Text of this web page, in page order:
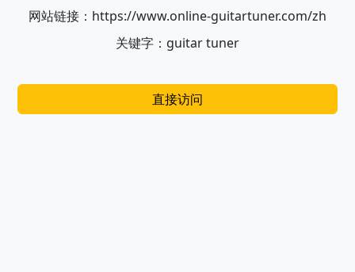
网站链接：https://www.online-guitartuner.com/zh
关键字：guitar tuner
直接访问